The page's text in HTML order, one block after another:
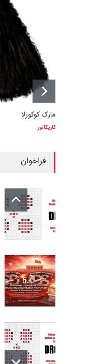
مارک کوکورلا
کاریکاتور
فراخوان